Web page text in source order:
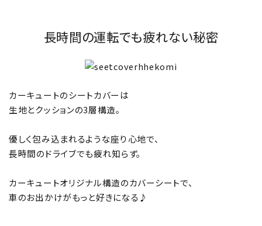
長時間の運転でも疲れない秘密
カーキュートのシートカバーは
生地とクッションの3層構造。
優しく包み込まれるような座り心地で、
長時間のドライブでも疲れ知らず。
カーキュートオリジナル構造のカバーシートで、
車のお出かけがもっと好きになる♪